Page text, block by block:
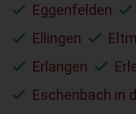
Eggenfelden
Ellingen
Erlangen
Eschenbach in